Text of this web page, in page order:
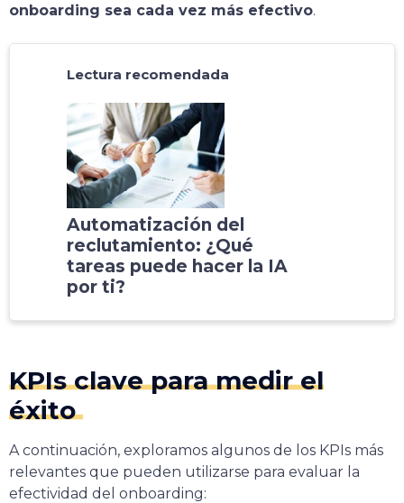
onboarding sea cada vez más efectivo.
Lectura recomendada
Automatización del
reclutamiento: ¿Qué
tareas puede hacer la IA
por ti?
KPIs clave para medir el
éxito
A continuación, exploramos algunos de los KPIs más
relevantes que pueden utilizarse para evaluar la
efectividad del onboarding: